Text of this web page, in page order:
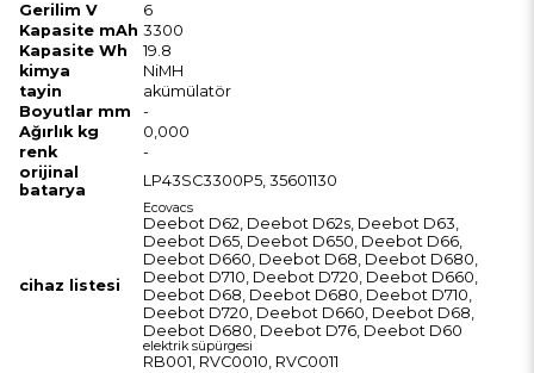
Gerilim V
6
Kapasite mAh 3300
Kapasite Wh
19.8
kimya
NiMH
tayin
akümülatör
Boyutlar mm
-
Ağırlık kg
0,000
renk
-
orijinal
batarya
LP43SC3300P5, 35601130
cihaz listesi
Ecovacs
Deebot D62, Deebot D62s, Deebot D63,
Deebot D65, Deebot D650, Deebot D66,
Deebot D660, Deebot D68, Deebot D680,
Deebot D710, Deebot D720, Deebot D660,
Deebot D68, Deebot D680, Deebot D710,
Deebot D720, Deebot D660, Deebot D68,
Deebot D680, Deebot D76, Deebot D60
elektrik süpürgesi
RB001, RVC0010, RVC0011